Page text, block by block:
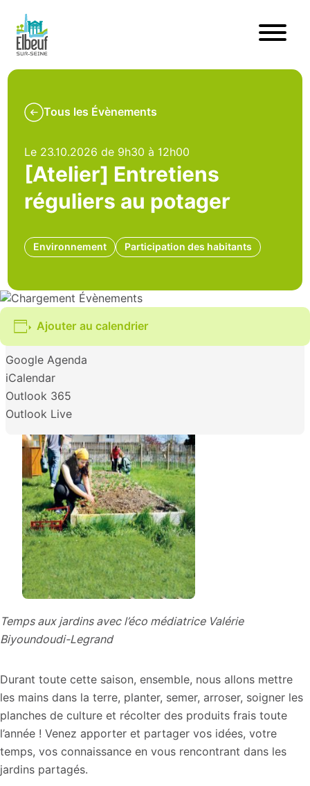
Tous les Évènements
Le 23.10.2026 de 9h30 à 12h00
[Atelier] Entretiens
réguliers au potager
Environnement Participation des habitants
Ajouter au calendrier
Google Agenda
iCalendar
Outlook 365
Outlook Live
Temps aux jardins avec l’éco médiatrice Valérie
Biyoundoudi-Legrand
Durant toute cette saison, ensemble, nous allons mettre
les mains dans la terre, planter, semer, arroser, soigner les
planches de culture et récolter des produits frais toute
l’année ! Venez apporter et partager vos idées, votre
temps, vos connaissance en vous rencontrant dans les
jardins partagés.